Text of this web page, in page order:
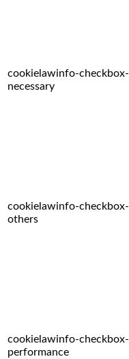
cookielawinfo-checkbox-
necessary
cookielawinfo-checkbox-
others
cookielawinfo-checkbox-
performance